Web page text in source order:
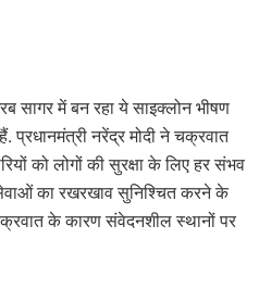
सागर में बन रहा ये साइक्लोन भीषण
प्रधानमंत्री नरेंद्र मोदी ने चक्रवात
को लोगों की सुरक्षा के लिए हर संभव
का रखरखाव सुनिश्चित करने के
के कारण संवेदनशील स्थानों पर